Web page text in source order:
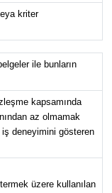
kriter
ile bunların
kapsamında
az olmamak
deneyimini gösteren
üzere kullanılan